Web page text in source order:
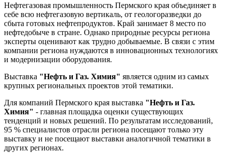
Нефтегазовая промышленность Пермского края объединяет в
себе всю нефтегазовую вертикаль, от геологоразведки до
сбыта готовых нефтепродуктов. Край занимает 8 место по
нефтедобыче в стране. Однако природные ресурсы региона
эксперты оценивают как трудно добываемые. В связи с этим
компании региона нуждаются в инновационных технологиях
и модернизации оборудования.
Выставка "Нефть и Газ. Химия" является одним из самых
крупных региональных проектов этой тематики.
Для компаний Пермского края выставка "Нефть и Газ.
Химия" - главная площадка оценки существующих
тенденций и новых решений. По результатам исследований,
95 % специалистов отрасли региона посещают только эту
выставку и не посещают выставки аналогичной тематики в
других регионах.